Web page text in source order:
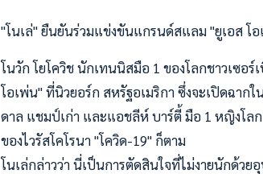
"โนเล่" ยืนยันร่วมแข่งขันแกรนด์สแลม "ยูเอส โ
โนวัก โยโควิช นักเทนนิสมือ 1 ของโลกชาวเซอ
โอเพ่น" ที่นิวยอร์ก สหรัฐอเมริกา ซึ่งจะเปิดฉาก
ดาล แชมป์เก่า และแอชลีห์ บาร์ตี้ มือ 1 หญิงโล
ของไวรัสโคโรนา "โควิด-19" ก็ตาม
โนเล่กล่าวว่า นี่เป็นการตัดสินใจที่ไม่งายนักด้ว